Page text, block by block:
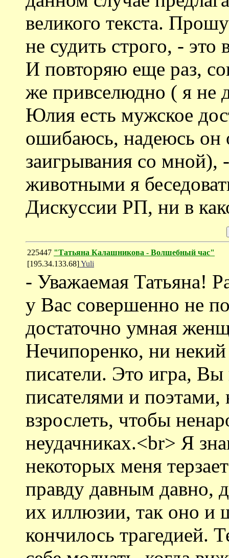
великого текста.
не судить строго, -
И повторяю еще раз,
же привселюдно ( я не
Юлия есть мужское
ошибаюсь, надеюсь он
заигрывания со
животными я
Дискуссии РП, ни в
225447 "Татьяна Калашникова - Волшебный час"
[195.34.133.68]Yuli
- Уважаемая Татьяна!
у Вас совершенно не
достаточно умная
Нечипоренко, ни
писатели. Это игра, Вы
писателями и поэтами,
взрослеть, чтобы
неудачниках.<br> Я
некоторых меня
правду давным давно,
их иллюзии, так оно и
кончилось трагедией.